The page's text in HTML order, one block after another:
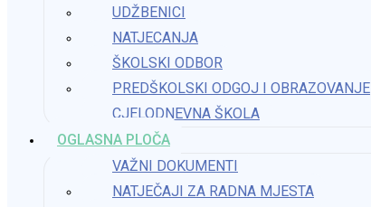
UDŽBENICI
NATJECANJA
ŠKOLSKI ODBOR
PREDŠKOLSKI ODGOJ I OBRAZOVANJE
CJELODNEVNA ŠKOLA
OGLASNA PLOČA
VAŽNI DOKUMENTI
NATJEČAJI ZA RADNA MJESTA